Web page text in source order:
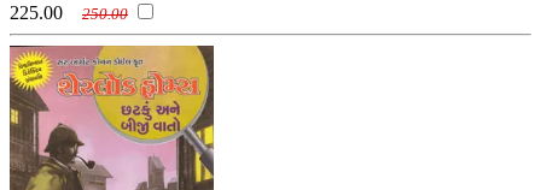
225.00 250.00